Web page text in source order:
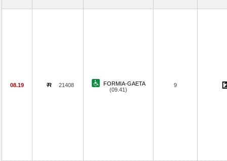
08.19 21408
FORMIA-GAETA
(09.41)
9